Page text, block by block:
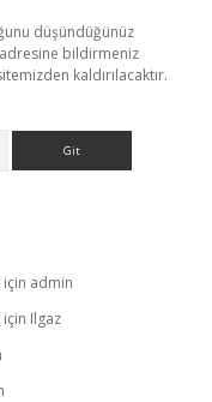
düşündüğünüz
adresine bildirmeniz
kaldırılacaktır.
için admin
için Ilgaz